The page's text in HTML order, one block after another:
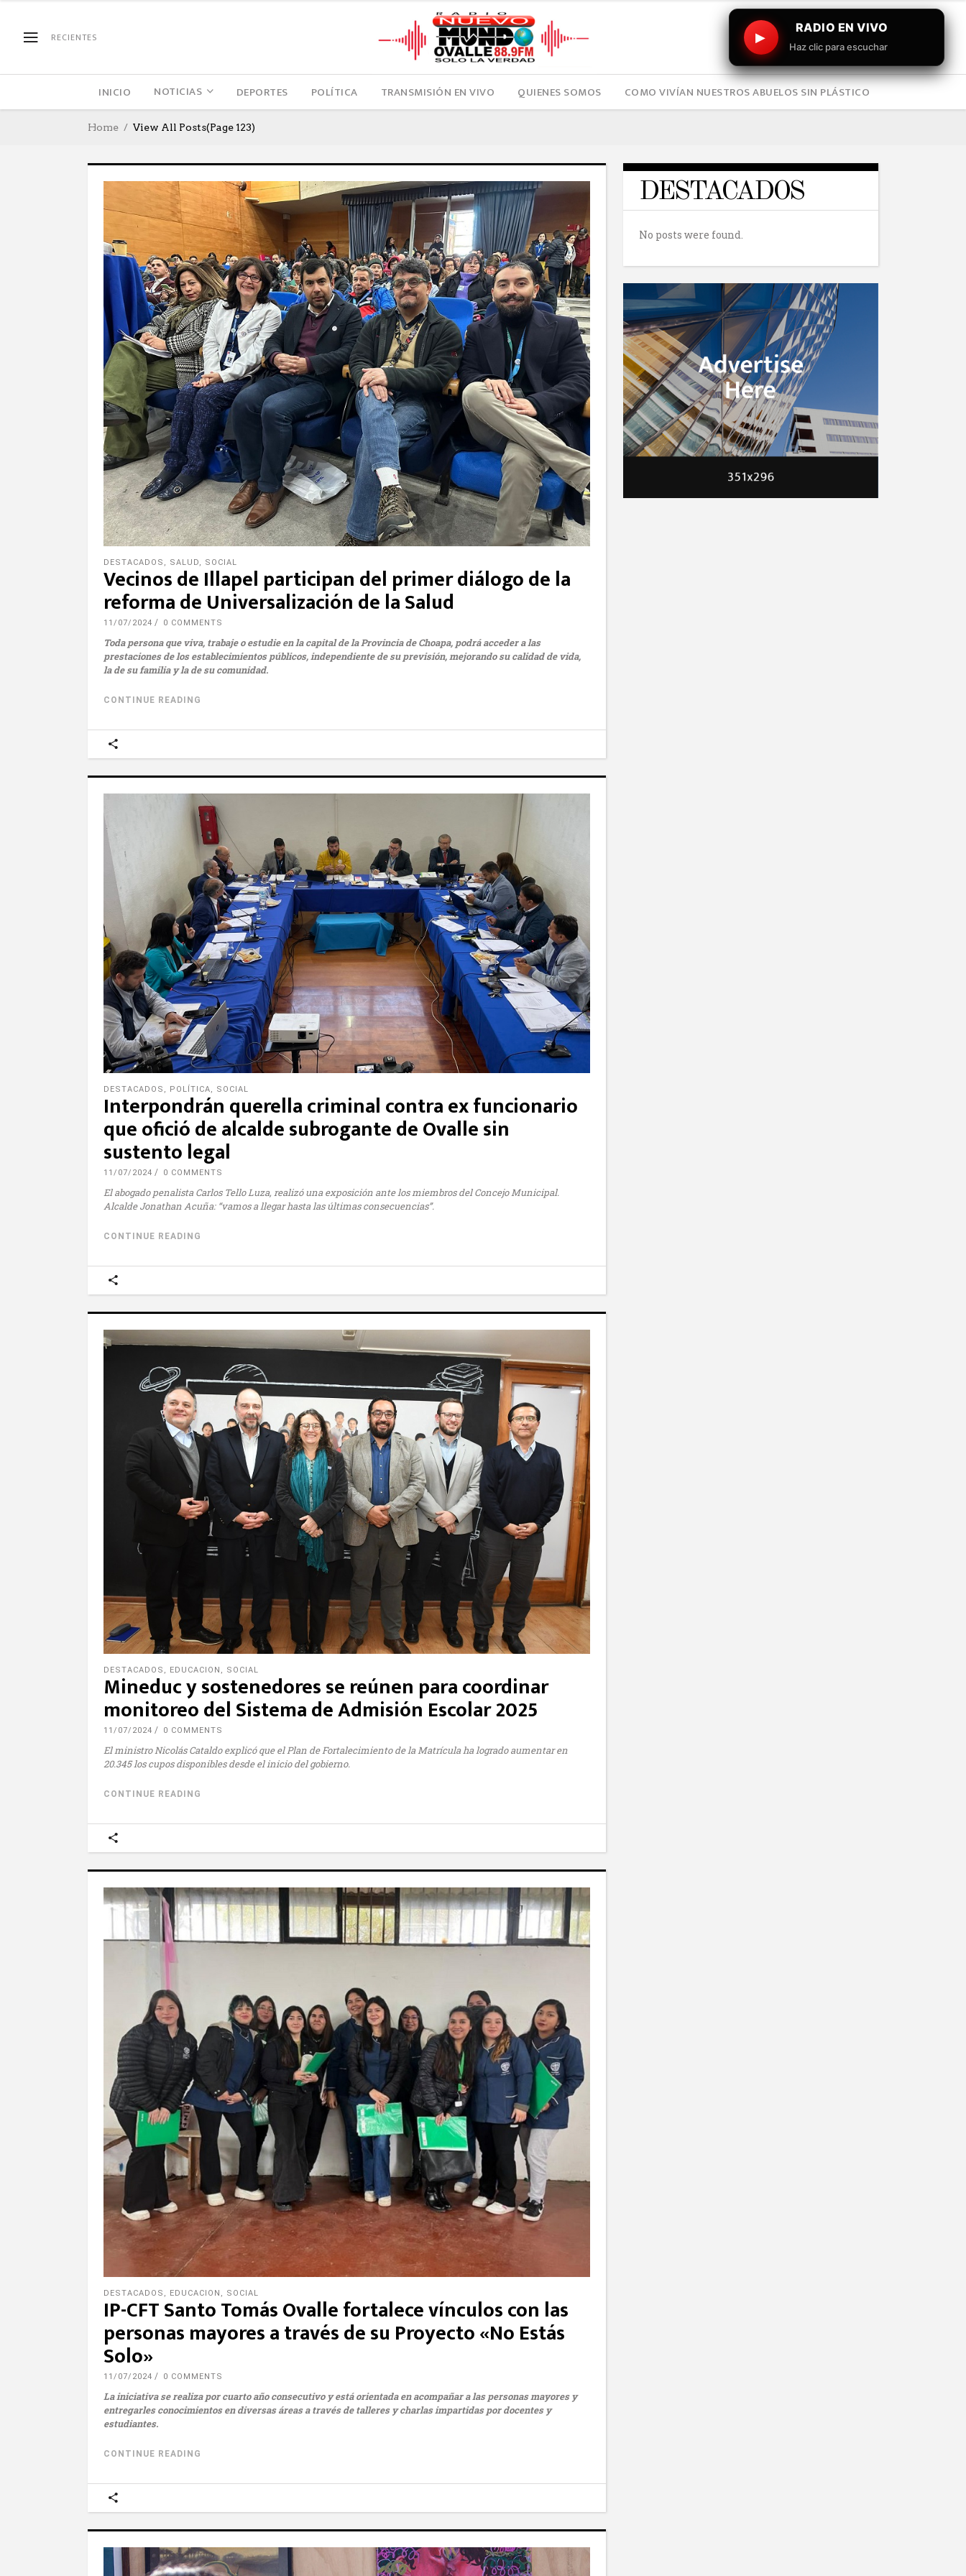
RECIENTES ▶
RADIO EN VIVO
Haz clic para escuchar
INICIO NOTICIAS DEPORTES POLÍTICA TRANSMISIÓN EN VIVO QUIENES SOMOS COMO VIVÍAN NUESTROS ABUELOS SIN PLÁSTICO
Home View All Posts(Page 123)
DESTACADOS , SALUD, SOCIAL
Vecinos de Illapel participan del primer diálogo de la
reforma de Universalización de la Salud
11/07/2024 0 COMMENTS
Toda persona que viva, trabaje o estudie en la capital de la Provincia de Choapa, podrá acceder a las
prestaciones de los establecimientos públicos, independiente de su previsión, mejorando su calidad de vida,
la de su familia y la de su comunidad.
CONTINUE READING
DESTACADOS , POLÍTICA, SOCIAL
Interpondrán querella criminal contra ex funcionario
que ofició de alcalde subrogante de Ovalle sin
sustento legal
11/07/2024 0 COMMENTS
El abogado penalista Carlos Tello Luza, realizó una exposición ante los miembros del Concejo Municipal.
Alcalde Jonathan Acuña: “vamos a llegar hasta las últimas consecuencias”.
CONTINUE READING
DESTACADOS , EDUCACION , SOCIAL
Mineduc y sostenedores se reúnen para coordinar
monitoreo del Sistema de Admisión Escolar 2025
11/07/2024 0 COMMENTS
El ministro Nicolás Cataldo explicó que el Plan de Fortalecimiento de la Matrícula ha logrado aumentar en
20.345 los cupos disponibles desde el inicio del gobierno.
CONTINUE READING
DESTACADOS , EDUCACION , SOCIAL
IP-CFT Santo Tomás Ovalle fortalece vínculos con las
personas mayores a través de su Proyecto «No Estás
Solo»
11/07/2024 0 COMMENTS
La iniciativa se realiza por cuarto año consecutivo y está orientada en acompañar a las personas mayores y
entregarles conocimientos en diversas áreas a través de talleres y charlas impartidas por docentes y
estudiantes.
CONTINUE READING
DESTACADOS
No posts were found.